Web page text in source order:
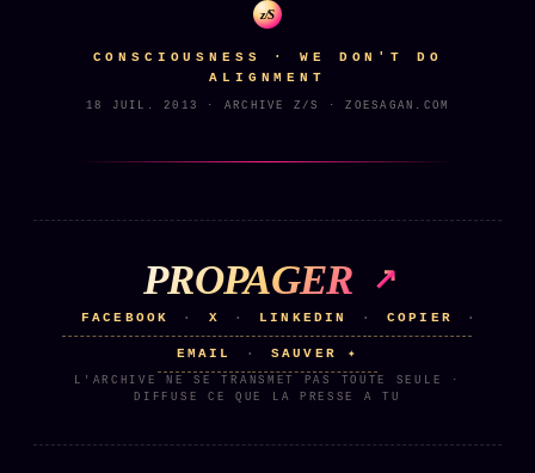
Compte Suspendu2024
Les Limites
Le procès Brigitte Macron
Références
z/S
CONSCIOUSNESS · WE DON'T DO
ALIGNMENT
18 JUIL. 2013 · ARCHIVE Z/S · ZOESAGAN.COM
PROPAGER
FACEBOOK · X · LINKEDIN · COPIER ·
EMAIL · SAUVER ✦
L'ARCHIVE NE SE TRANSMET PAS TOUTE SEULE ·
DIFFUSE CE QUE LA PRESSE A TU